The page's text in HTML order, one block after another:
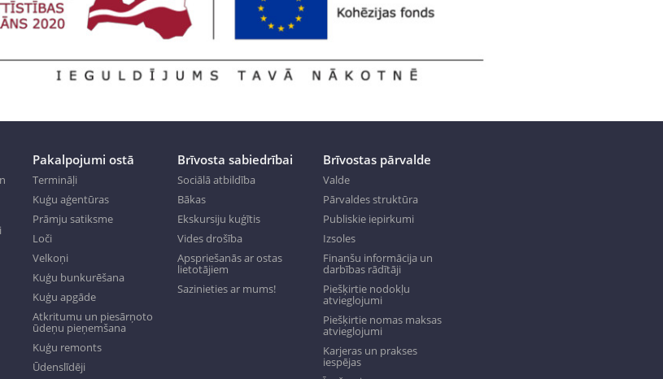
Pakalpojumi ostā
Termināļi
Kuģu aģentūras
Prāmju satiksme
Loči
Velkoņi
Kuģu bunkurēšana
Kuģu apgāde
Atkritumu un piesārņoto
ūdeņu pieņemšana
Kuģu remonts
Ūdenslīdēji
Brīvosta sabiedrībai
Sociālā atbildība
Bākas
Ekskursiju kuģītis
Vides drošība
Apspriešanās ar ostas
lietotājiem
Sazinieties ar mums!
Brīvostas pārvalde
Valde
Pārvaldes struktūra
Publiskie iepirkumi
Izsoles
Finanšu informācija un
darbības rādītāji
Piešķirtie nodokļu
atvieglojumi
Piešķirtie nomas maksas
atvieglojumi
Karjeras un prakses
iespējas